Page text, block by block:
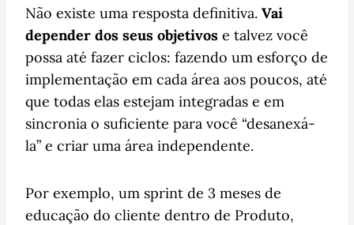
Não existe uma resposta definitiva. Vai
depender dos seus objetivos e talvez você
possa até fazer ciclos: fazendo um esforço de
implementação em cada área aos poucos, até
que todas elas estejam integradas e em
sincronia o suficiente para você “desanexá-
la” e criar uma área independente.
Por exemplo, um sprint de 3 meses de
educação do cliente dentro de Produto,